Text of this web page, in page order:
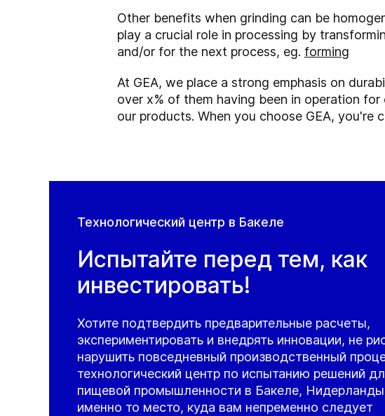
Other benefits when grinding can be
play a crucial role in processing by
and/or for the next process, eg. forming
At GEA, we place a strong emphasis on
over x% of them having been in operation
our products. When you choose GEA, you're
Технологический центр в Бакеле
Испытайте перед тем, как
инвестировать!
Хотите подтвердить предварительные расчеты,
экспериментировать и внедрять инновации, не
нарушить повседневный производственный
технологический центр по испытанию решений
пищевой промышленности в Бакеле,
именно то место, куда вам непременно следует